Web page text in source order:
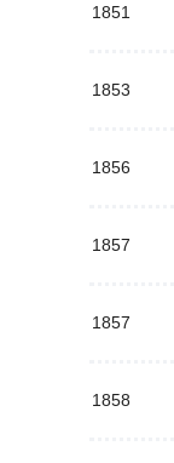
1851
1853
1856
1857
1857
1858